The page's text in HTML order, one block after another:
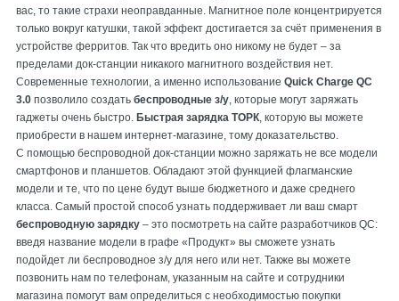
вас, то такие страхи неоправданные. Магнитное поле концентрируется
только вокруг катушки, такой эффект достигается за счёт применения в
устройстве ферритов. Так что вредить оно никому не будет – за
пределами док-станции никакого магнитного воздействия нет.
Современные технологии, а именно использование Quick Charge QC
3.0 позволило создать беспроводные з/у, которые могут заряжать
гаджеты очень быстро. Быстрая зарядка ТОРК, которую вы можете
приобрести в нашем интернет-магазине, тому доказательство.
С помощью беспроводной док-станции можно заряжать не все модели
смартфонов и планшетов. Обладают этой функцией флагманские
модели и те, что по цене будут выше бюджетного и даже среднего
класса. Самый простой способ узнать поддерживает ли ваш смарт
беспроводную зарядку – это посмотреть на сайте разработчиков QС:
введя название модели в графе «Продукт» вы сможете узнать
подойдет ли беспроводное з/у для него или нет. Также вы можете
позвонить нам по телефонам, указанным на сайте и сотрудники
магазина помогут вам определиться с необходимостью покупки